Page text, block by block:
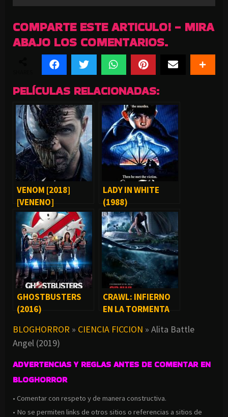
COMPARTE ESTE ARTICULO! - MIRA
ABAJO LOS COMENTARIOS.
PELÍCULAS RELACIONADAS:
VENOM [2018]
[VENENO]
LADY IN WHITE
(1988)
GHOSTBUSTERS
(2016)
CRAWL: INFIERNO
EN LA TORMENTA
BLOGHORROR » CIENCIA FICCION » Alita Battle
Angel (2019)
ADVERTENCIAS Y REGLAS ANTES DE COMENTAR EN
BLOGHORROR
• Comentar con respeto y de manera constructiva.
• No se permiten links de otros sitios o referencias a sitios de